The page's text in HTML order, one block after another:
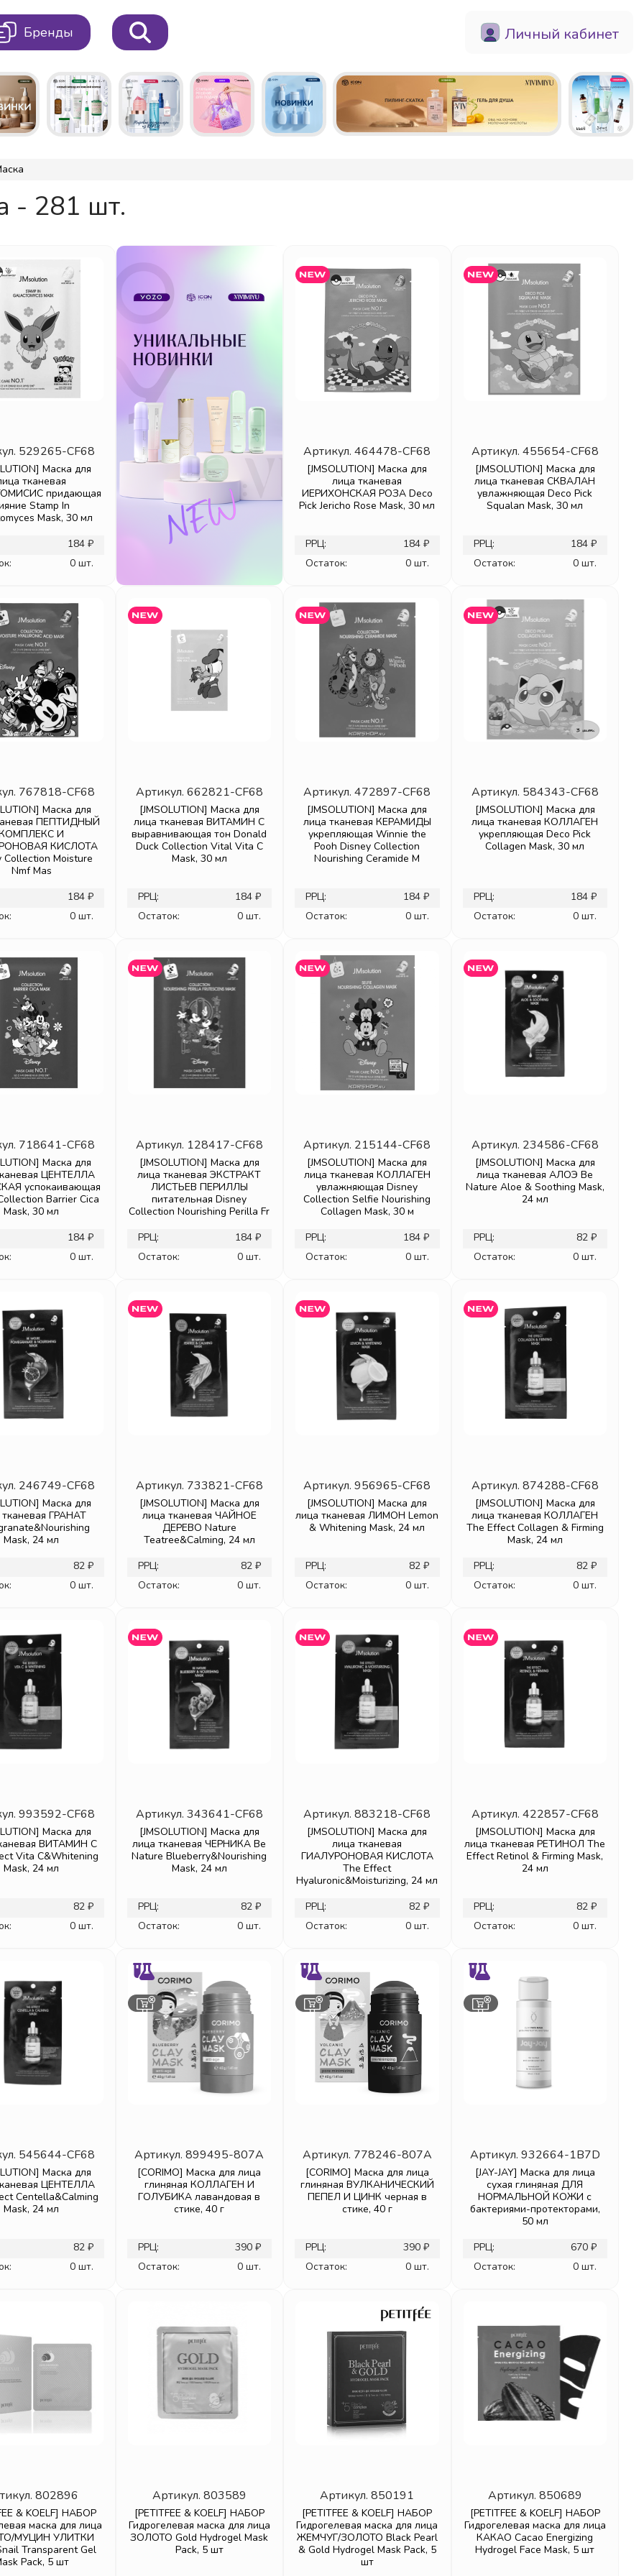
Бренды Личный кабинет
- 281 шт.
529265-CF68
Маска для
тканевая
придающая
Stamp In
Mask, 30 мл
184 ₽
0 шт.
Артикул.464478-CF68
[JMSOLUTION] Маска для
лица тканевая
ИЕРИХОНСКАЯ РОЗА Deco
Pick Jericho Rose Mask, 30 мл
РРЦ:
184 ₽
Остаток:
0 шт.
Артикул. 455654-CF68
[JMSOLUTION] Маска для
лица тканевая СКВАЛАН
увлажняющая Deco Pick
Squalan Mask, 30 мл
РРЦ:
184 ₽
Остаток:
0 шт.
767818-CF68
Маска для
ПЕПТИДНЫЙ
И
КИСЛОТА
Collection Moisture
Nmf Mas
184 ₽
0 шт.
Артикул. 662821-CF68
[JMSOLUTION] Маска для
лица тканевая ВИТАМИН С
выравнивающая тон Donald
Duck Collection Vital Vita C
Mask, 30 мл
РРЦ:
184 ₽
Остаток:
0 шт.
Артикул.472897-CF68
[JMSOLUTION] Маска для
лица тканевая КЕРАМИДЫ
укрепляющая Winnie the
Pooh Disney Collection
Nourishing Ceramide M
РРЦ:
184 ₽
Остаток:
0 шт.
Артикул. 584343-CF68
[JMSOLUTION] Маска для
лица тканевая КОЛЛАГЕН
укрепляющая Deco Pick
Collagen Mask, 30 мл
РРЦ:
184 ₽
Остаток:
0 шт.
718641-CF68
Маска для
ЦЕНТЕЛЛА
успокаивающая
Barrier Cica
Mask, 30 мл
184 ₽
0 шт.
Артикул. 128417-CF68
[JMSOLUTION] Маска для
лица тканевая ЭКСТРАКТ
ЛИСТЬЕВ ПЕРИЛЛЫ
питательная Disney
Collection Nourishing Perilla Fr
РРЦ:
184 ₽
Остаток:
0 шт.
Артикул. 215144-CF68
[JMSOLUTION] Маска для
лица тканевая КОЛЛАГЕН
увлажняющая Disney
Collection Selfie Nourishing
Collagen Mask, 30 м
РРЦ:
184 ₽
Остаток:
0 шт.
Артикул. 234586-CF68
[JMSOLUTION] Маска для
лица тканевая АЛОЭ Be
Nature Aloe & Soothing Mask,
24 мл
РРЦ:
82 ₽
Остаток:
0 шт.
246749-CF68
Маска для
ГРАНАТ
Mask, 24 мл
82 ₽
0 шт.
Артикул. 733821-CF68
[JMSOLUTION] Маска для
лица тканевая ЧАЙНОЕ
ДЕРЕВО Nature
Teatree&Calming, 24 мл
РРЦ:
82 ₽
Остаток:
0 шт.
Артикул.956965-CF68
[JMSOLUTION] Маска для
лица тканевая ЛИМОН Lemon
& Whitening Mask, 24 мл
РРЦ:
82 ₽
Остаток:
0 шт.
Артикул. 874288-CF68
[JMSOLUTION] Маска для
лица тканевая КОЛЛАГЕН
The Effect Collagen & Firming
Mask, 24 мл
РРЦ:
82 ₽
Остаток:
0 шт.
993592-CF68
Маска для
ВИТАМИН С
Vita C&Whitening
Mask, 24 мл
82 ₽
0 шт.
Артикул. 343641-CF68
[JMSOLUTION] Маска для
лица тканевая ЧЕРНИКА Be
Nature Blueberry&Nourishing
Mask, 24 мл
РРЦ:
82 ₽
Остаток:
0 шт.
Артикул.883218-CF68
[JMSOLUTION] Маска для
лица тканевая
ГИАЛУРОНОВАЯ КИСЛОТА
The Effect
Hyaluronic&Moisturizing, 24 мл
РРЦ:
82 ₽
Остаток:
0 шт.
Артикул. 422857-CF68
[JMSOLUTION] Маска для
лица тканевая РЕТИНОЛ The
Effect Retinol & Firming Mask,
24 мл
РРЦ:
82 ₽
Остаток:
0 шт.
545644-CF68
Маска для
ЦЕНТЕЛЛА
Centella&Calming
Mask, 24 мл
82 ₽
0 шт.
Артикул.899495-807A
[CORIMO] Маска для лица
глиняная КОЛЛАГЕН И
ГОЛУБИКА лавандовая в
стике, 40 г
РРЦ:
390 ₽
Остаток:
0 шт.
Артикул. 778246-807A
[CORIMO] Маска для лица
глиняная ВУЛКАНИЧЕСКИЙ
ПЕПЕЛ И ЦИНК черная в
стике, 40 г
РРЦ:
390 ₽
Остаток:
0 шт.
Артикул. 932664-1B7D
[JAY-JAY] Маска для лица
сухая глиняная ДЛЯ
НОРМАЛЬНОЙ КОЖИ с
бактериями-протекторами,
50 мл
РРЦ:
670 ₽
Остаток:
0 шт.
802896
& KOELF] НАБОР
маска для лица
МУЦИН УЛИТКИ
Transparent Gel
Pack, 5 шт
Артикул. 803589
[PETITFEE & KOELF] НАБОР
Гидрогелевая маска для лица
ЗОЛОТО Gold Hydrogel Mask
Pack, 5 шт
Артикул.850191
[PETITFEE & KOELF] НАБОР
Гидрогелевая маска для лица
ЖЕМЧУГ/ЗОЛОТО Black Pearl
& Gold Hydrogel Mask Pack, 5
шт
Артикул. 850689
[PETITFEE & KOELF] НАБОР
Гидрогелевая маска для лица
КАКАО Cacao Energizing
Hydrogel Face Mask, 5 шт